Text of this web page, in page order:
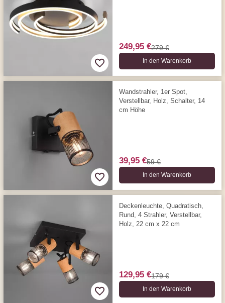
249,95 €279 €
In den Warenkorb
Wandstrahler, 1er Spot,
Verstellbar, Holz, Schalter, 14
cm Höhe
39,95 €59 €
In den Warenkorb
Deckenleuchte, Quadratisch,
Rund, 4 Strahler, Verstellbar,
Holz, 22 cm x 22 cm
129,95 €179 €
In den Warenkorb